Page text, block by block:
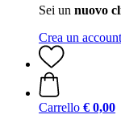
Sei un nuovo
Crea un account
Carrello € 0,00